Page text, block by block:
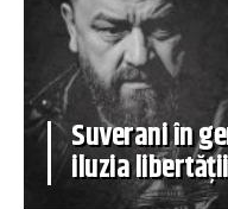
Suverani în
iluzia